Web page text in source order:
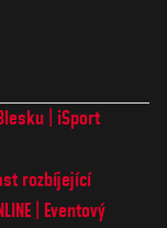
iSport
rozbíjející
Eventový